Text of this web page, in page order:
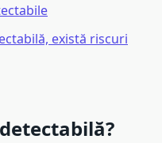
există riscuri